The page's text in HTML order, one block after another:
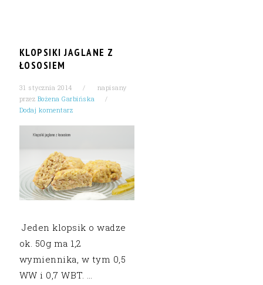
KLOPSIKI JAGLANE Z
ŁOSOSIEM
31 stycznia 2014
napisany
przez Bożena Garbińska
Dodaj komentarz
Jeden klopsik o wadze
ok. 50g ma 1,2
wymiennika, w tym 0,5
WW i 0,7 WBT. …